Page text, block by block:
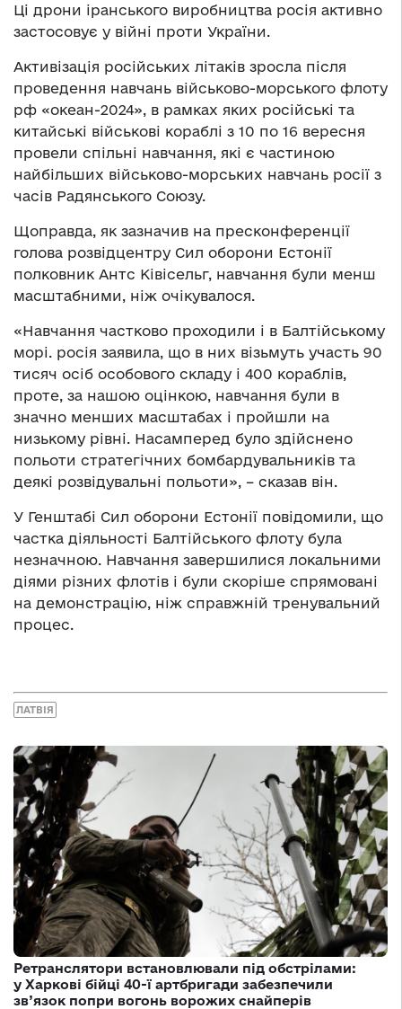
Ці дрони іранського виробництва росія активно
застосовує у війні проти України.
Активізація російських літаків зросла після
проведення навчань військово-морського флоту
рф «океан-2024», в рамках яких російські та
китайські військові кораблі з 10 по 16 вересня
провели спільні навчання, які є частиною
найбільших військово-морських навчань росії з
часів Радянського Союзу.
Щоправда, як зазначив на пресконференції
голова розвідцентру Сил оборони Естонії
полковник Антс Ківісельг, навчання були менш
масштабними, ніж очікувалося.
«Навчання частково проходили і в Балтійському
морі. росія заявила, що в них візьмуть участь 90
тисяч осіб особового складу і 400 кораблів,
проте, за нашою оцінкою, навчання були в
значно менших масштабах і пройшли на
низькому рівні. Насамперед було здійснено
польоти стратегічних бомбардувальників та
деякі розвідувальні польоти», – сказав він.
У Генштабі Сил оборони Естонії повідомили, що
частка діяльності Балтійського флоту була
незначною. Навчання завершилися локальними
діями різних флотів і були скоріше спрямовані
на демонстрацію, ніж справжній тренувальний
процес.
ЛАТВІЯ
Ретранслятори встановлювали під обстрілами:
у Харкові бійці 40-ї артбригади забезпечили
зв’язок попри вогонь ворожих снайперів